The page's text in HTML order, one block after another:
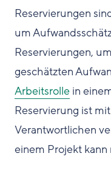
Reservierungen
um
Reservierungen,
geschätzten
Arbeitsrolle in
Reservierung ist
Verantwortlichen
einem Projekt